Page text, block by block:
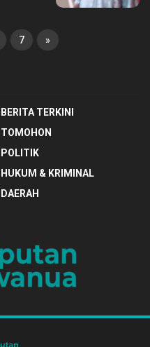
7 »
BERITA TERKINI
TOMOHON
POLITIK
HUKUM & KRIMINAL
DAERAH